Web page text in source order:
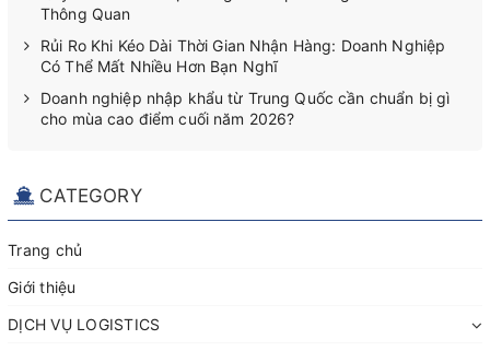
Thông Quan
Rủi Ro Khi Kéo Dài Thời Gian Nhận Hàng: Doanh Nghiệp
Có Thể Mất Nhiều Hơn Bạn Nghĩ
Doanh nghiệp nhập khẩu từ Trung Quốc cần chuẩn bị gì
cho mùa cao điểm cuối năm 2026?
CATEGORY
Trang chủ
Giới thiệu
DỊCH VỤ LOGISTICS